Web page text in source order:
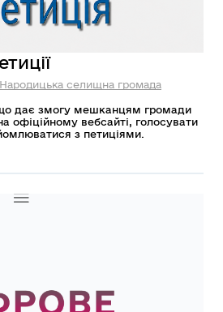
Народицька селищна громада
дає змогу мешканцям громади
офіційному вебсайті, голосувати
з петиціями.